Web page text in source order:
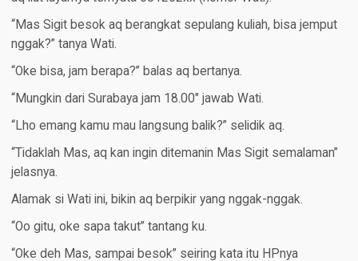
“Mas Sigit besok aq berangkat sepulang kuliah, bisa jemput
nggak?” tanya Wati.
“Oke bisa, jam berapa?” balas aq bertanya.
“Mungkin dari Surabaya jam 18.00″ jawab Wati.
“Lho emang kamu mau langsung balik?” selidik aq.
“Tidaklah Mas, aq kan ingin ditemanin Mas Sigit semalaman”
jelasnya.
Alamak si Wati ini, bikin aq berpikir yang nggak-nggak.
“Oo gitu, oke sapa takut” tantang ku.
“Oke deh Mas, sampai besok” seiring kata itu HPnya